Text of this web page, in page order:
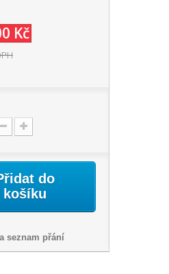
Kč
do
košíku
seznam přání